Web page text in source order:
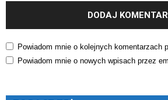
Powiadom mnie o kolejnych komentarzach
Powiadom mnie o nowych wpisach przez